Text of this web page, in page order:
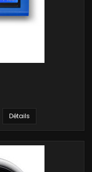
Détails